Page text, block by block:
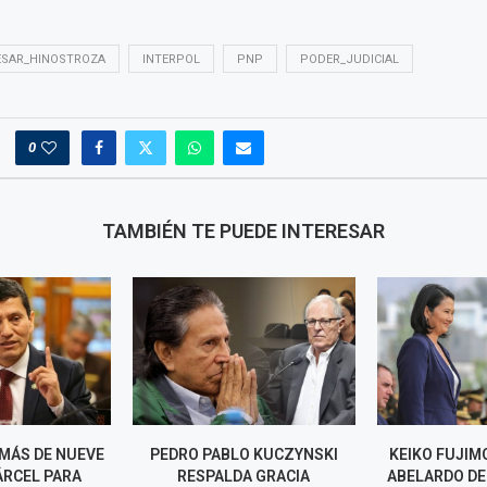
INTERPOL PNP PODER_JUDICIAL
0
TAMBIÉN TE PUEDE INTERESAR
DE NUEVE
PARA
PEDRO PABLO KUCZYNSKI
RESPALDA GRACIA
KEIKO
ABELARDO